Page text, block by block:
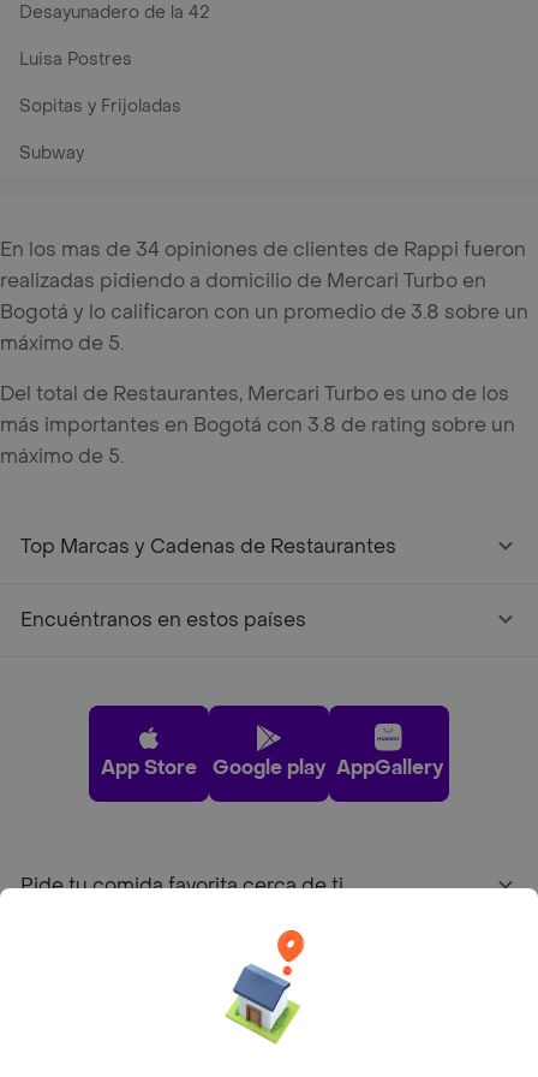
Desayunadero de la 42
Luisa Postres
Sopitas y Frijoladas
Subway
En los mas de 34 opiniones de clientes de Rappi fueron
realizadas pidiendo a domicilio de Mercari Turbo en
Bogotá y lo calificaron con un promedio de 3.8 sobre un
máximo de 5.
Del total de Restaurantes, Mercari Turbo es uno de los
más importantes en Bogotá con 3.8 de rating sobre un
máximo de 5.
Top Marcas y Cadenas de Restaurantes
Encuéntranos en estos países
App Store Google play AppGallery
Pide tu comida favorita cerca de ti